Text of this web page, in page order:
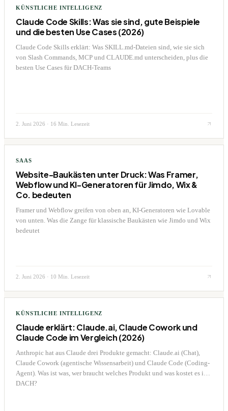
KÜNSTLICHE INTELLIGENZ
Claude Code Skills: Was sie sind, gute Beispiele
und die besten Use Cases (2026)
Claude Code Skills erklärt: Was SKILL.md-Dateien sind, wie sie sich
von Slash Commands, MCP und CLAUDE.md unterscheiden, plus die
besten Use Cases für DACH-Teams
2. Juni 2026 · 16 Min. Lesezeit
SAAS
Website-Baukästen unter Druck: Was Framer,
Webflow und KI-Generatoren für Jimdo, Wix &
Co. bedeuten
Framer und Webflow greifen von oben an, KI-Generatoren wie Lovable
von unten. Was die Zange für klassische Baukästen wie Jimdo und Wix
bedeutet
2. Juni 2026 · 10 Min. Lesezeit
KÜNSTLICHE INTELLIGENZ
Claude erklärt: Claude.ai, Claude Cowork und
Claude Code im Vergleich (2026)
Anthropic hat aus Claude drei Produkte gemacht: Claude.ai (Chat),
Claude Cowork (agentische Wissensarbeit) und Claude Code (Coding-
Agent). Was ist was, wer braucht welches Produkt und was kostet es in
DACH?